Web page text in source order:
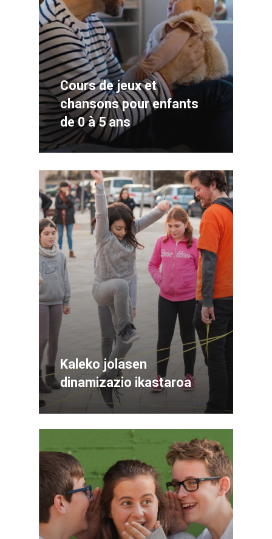
Cours de jeux et
chansons pour enfants
de 0 à 5 ans
Kaleko jolasen
dinamizazio ikastaroa